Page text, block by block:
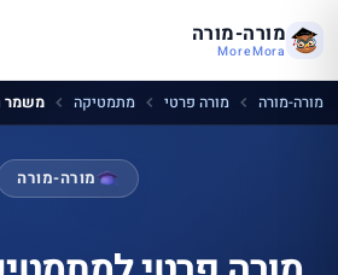
מורה-מורה
MoreMora
מורה-מורה מורה פרטי מתמטיקה משמר
מורה-מורה